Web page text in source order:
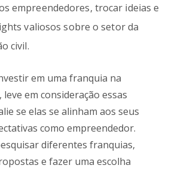
empreendedores, trocar ideias e
valiosos sobre o setor da
civil.
em uma franquia na
em consideração essas
se elas se alinham aos seus
como empreendedor.
diferentes franquias,
e fazer uma escolha